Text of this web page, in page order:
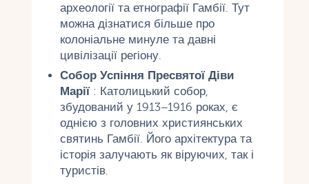
археології та етнографії Гамбії. Тут
можна дізнатися більше про
колоніальне минуле та давні
цивілізації регіону.
Собор Успіння Пресвятої Діви
Марії: Католицький собор,
збудований у 1913–1916 роках, є
однією з головних християнських
святинь Гамбії. Його архітектура та
історія залучають як віруючих, так і
туристів.